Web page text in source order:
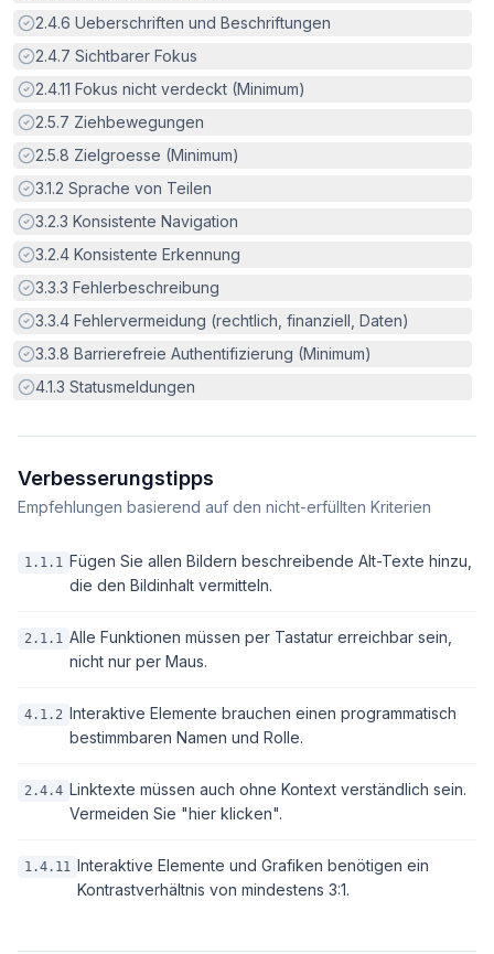
Erfüllt:
2.4.6 Ueberschriften und Beschriftungen
Erfüllt:
2.4.7 Sichtbarer Fokus
Erfüllt:
2.4.11 Fokus nicht verdeckt (Minimum)
Erfüllt:
2.5.7 Ziehbewegungen
Erfüllt:
2.5.8 Zielgroesse (Minimum)
Erfüllt:
3.1.2 Sprache von Teilen
Erfüllt:
3.2.3 Konsistente Navigation
Erfüllt:
3.2.4 Konsistente Erkennung
Erfüllt:
3.3.3 Fehlerbeschreibung
Erfüllt:
3.3.4 Fehlervermeidung (rechtlich, finanziell, Daten)
Erfüllt:
3.3.8 Barrierefreie Authentifizierung (Minimum)
Erfüllt:
4.1.3 Statusmeldungen
Verbesserungstipps
Empfehlungen basierend auf den nicht-erfüllten Kriterien
1.1.1 Fügen Sie allen Bildern beschreibende Alt-Texte hinzu,
die den Bildinhalt vermitteln.
2.1.1 Alle Funktionen müssen per Tastatur erreichbar sein,
nicht nur per Maus.
4.1.2 Interaktive Elemente brauchen einen programmatisch
bestimmbaren Namen und Rolle.
2.4.4 Linktexte müssen auch ohne Kontext verständlich sein.
Vermeiden Sie "hier klicken".
1.4.11 Interaktive Elemente und Grafiken benötigen ein
Kontrastverhältnis von mindestens 3:1.